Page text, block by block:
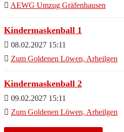
AEWG Umzug Gräfenhausen
Kindermaskenball 1
08.02.2027 15:11
Zum Goldenen Löwen, Arheilgen
Kindermaskenball 2
09.02.2027 15:11
Zum Goldenen Löwen, Arheilgen